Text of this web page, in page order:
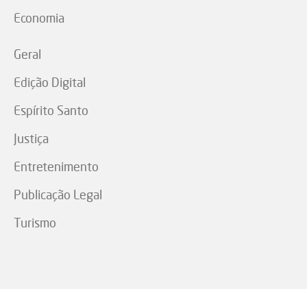
Economia
Geral
Edição Digital
Espírito Santo
Justiça
Entretenimento
Publicação Legal
Turismo